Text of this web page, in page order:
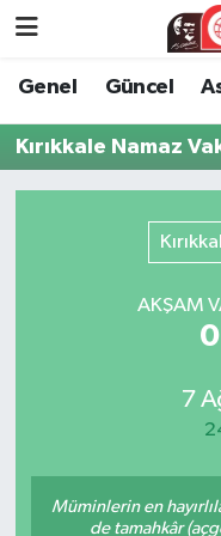
Genel Güncel
Kırıkkale Namaz
AKŞAM
7
Müminlerin en
de tamahkâr
KATEGORİSİZ
ANA SAYFA
Kültür Sanat
Genel
Güncel
Eğitim
Zonguldak
Zonguldak Hava
Süper Lig Puan
Tüm Manşetler
Haber Arşivi